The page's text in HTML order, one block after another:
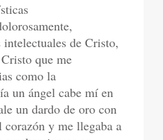
de Cristo,
que me
como la
un ángel cabe mí en
un dardo de oro con
y me llegaba a